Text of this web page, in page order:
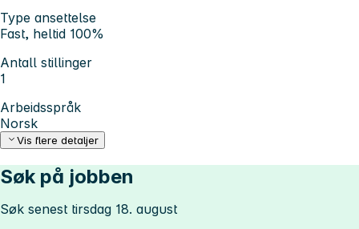
Type ansettelse
Fast, heltid 100%
Antall stillinger
1
Arbeidsspråk
Norsk
Vis flere detaljer
Søk på jobben
Søk senest tirsdag 18. august